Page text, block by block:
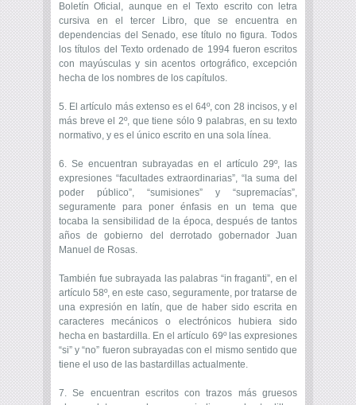
Boletín Oficial, aunque en el Texto escrito con letra
cursiva en el tercer Libro, que se encuentra en
dependencias del Senado, ese título no figura. Todos
los títulos del Texto ordenado de 1994 fueron escritos
con mayúsculas y sin acentos ortográfico, excepción
hecha de los nombres de los capítulos.
5. El artículo más extenso es el 64º, con 28 incisos, y el
más breve el 2º, que tiene sólo 9 palabras, en su texto
normativo, y es el único escrito en una sola línea.
6. Se encuentran subrayadas en el artículo 29º, las
expresiones “facultades extraordinarias”, “la suma del
poder público”, “sumisiones” y “supremacías”,
seguramente para poner énfasis en un tema que
tocaba la sensibilidad de la época, después de tantos
años de gobierno del derrotado gobernador Juan
Manuel de Rosas.
También fue subrayada las palabras “in fraganti”, en el
artículo 58º, en este caso, seguramente, por tratarse de
una expresión en latín, que de haber sido escrita en
caracteres mecánicos o electrónicos hubiera sido
hecha en bastardilla. En el artículo 69º las expresiones
“si” y “no” fueron subrayadas con el mismo sentido que
tiene el uso de las bastardillas actualmente.
7. Se encuentran escritos con trazos más gruesos